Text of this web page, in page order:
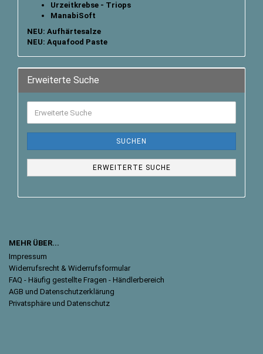
Urzeitkrebse - Triops
ManabiSoft
NEU: Aufhärtesalze
NEU: Aquafood Paste
Erweiterte Suche
SUCHEN
ERWEITERTE SUCHE
MEHR ÜBER...
Impressum
Widerrufsrecht & Widerrufsformular
FAQ - Häufig gestellte Fragen - Händlerbereich
AGB und Datenschutzerklärung
Privatsphäre und Datenschutz